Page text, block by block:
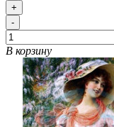
+
-
В корзину